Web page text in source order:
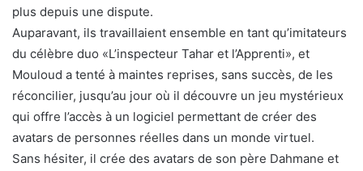
plus depuis une dispute.
Auparavant, ils travaillaient ensemble en tant qu’imitateurs
du célèbre duo «L’inspecteur Tahar et l’Apprenti», et
Mouloud a tenté à maintes reprises, sans succès, de les
réconcilier, jusqu’au jour où il découvre un jeu mystérieux
qui offre l’accès à un logiciel permettant de créer des
avatars de personnes réelles dans un monde virtuel.
Sans hésiter, il crée des avatars de son père Dahmane et